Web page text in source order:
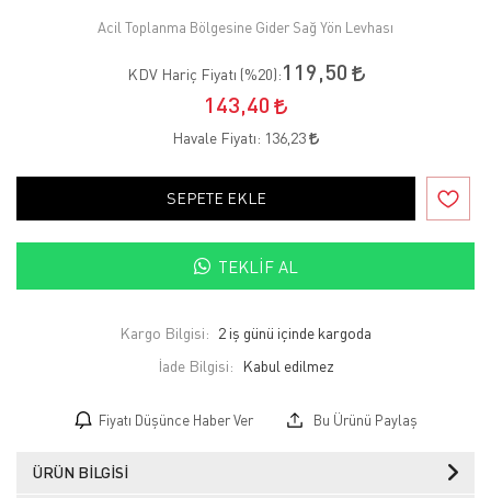
Acil Toplanma Bölgesine Gider Sağ Yön Levhası
KDV Hariç Fiyatı (%20):119,50
143,40
Havale Fiyatı: 136,23
SEPETE EKLE
TEKLIF AL
Kargo Bilgisi: 2 iş günü içinde kargoda
İade Bilgisi:
Fiyatı Düşünce Haber Ver Bu Ürünü Paylaş
ÜRÜN BILGISI